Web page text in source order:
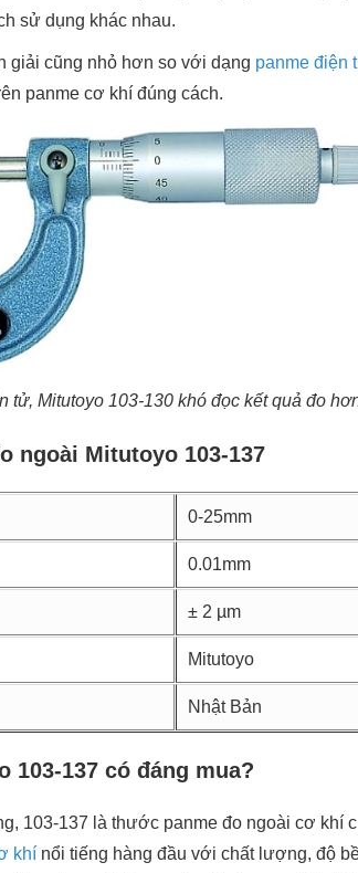
sử dụng khác nhau.
giải cũng nhỏ hơn so với dạng panme điện
panme cơ khí đúng cách.
tử, Mitutoyo 103-130 khó đọc kết quả đo
ngoài Mitutoyo 103-137
0-25mm
0.01mm
± 2 µm
Mitutoyo
Nhật Bản
103-137 có đáng mua?
103-137 là thước panme đo ngoài cơ khí
khí nổi tiếng hàng đầu với chất lượng, độ